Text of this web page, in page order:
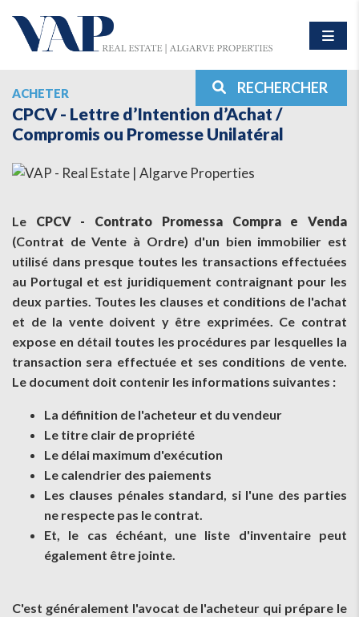
RECHERCHER
ACHETER
CPCV - Lettre d’Intention d’Achat /
Compromis ou Promesse Unilatéral
Le CPCV - Contrato Promessa Compra e Venda
(Contrat de Vente à Ordre) d'un bien immobilier est
utilisé dans presque toutes les transactions effectuées
au Portugal et est juridiquement contraignant pour les
deux parties. Toutes les clauses et conditions de l'achat
et de la vente doivent y être exprimées. Ce contrat
expose en détail toutes les procédures par lesquelles la
transaction sera effectuée et ses conditions de vente.
Le document doit contenir les informations suivantes :
La définition de l'acheteur et du vendeur
Le titre clair de propriété
Le délai maximum d'exécution
Le calendrier des paiements
Les clauses pénales standard, si l'une des parties
ne respecte pas le contrat.
Et, le cas échéant, une liste d'inventaire peut
également être jointe.
C'est généralement l'avocat de l'acheteur qui prépare le